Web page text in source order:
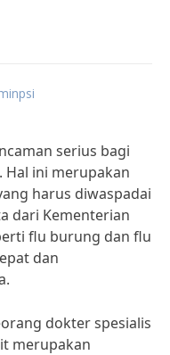
serius bagi
Hal ini merupakan
harus diwaspadai
dari Kementerian
flu burung dan flu
dan
dokter spesialis
merupakan